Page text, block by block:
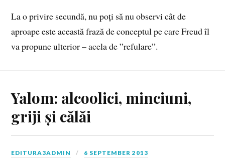
La o privire secundă, nu poți să nu observi cât de
aproape este această frază de conceptul pe care Freud îl
va propune ulterior – acela de ”refulare”.
Yalom: alcoolici, minciuni,
griji și călăi
EDITURA3ADMIN 6 SEPTEMBER 2013